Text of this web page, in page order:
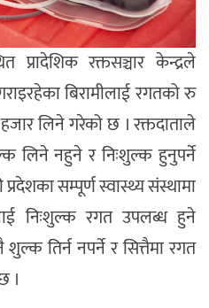
प्रादेशिक रक्तसञ्चार केन्द्रले
बिरामीलाई रगतको रु
लिने गरेको छ । रक्तदाताले
लिने नहुने र निःशुल्क हुनुपर्ने
सम्पूर्ण स्वास्थ्य संस्थामा
निःशुल्क रगत उपलब्ध हुने
तिर्न नपर्ने र सित्तैमा रगत
।